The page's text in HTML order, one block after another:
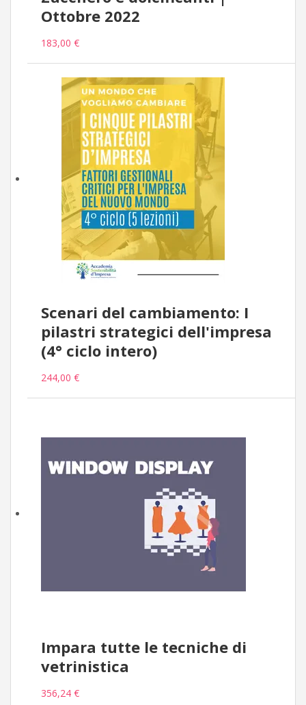
Ottobre 2022
183,00 €
Scenari del cambiamento: I
pilastri strategici dell'impresa
(4° ciclo intero)
244,00 €
Impara tutte le tecniche di
vetrinistica
356,24 €